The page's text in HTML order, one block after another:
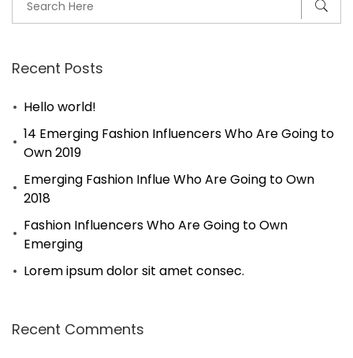
Recent Posts
Hello world!
14 Emerging Fashion Influencers Who Are Going to
Own 2019
Emerging Fashion Influe Who Are Going to Own
2018
Fashion Influencers Who Are Going to Own
Emerging
Lorem ipsum dolor sit amet consec.
Recent Comments